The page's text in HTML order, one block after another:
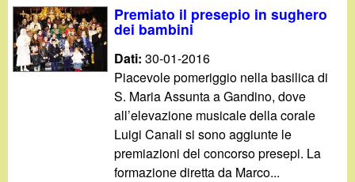
i
t
Premiato il presepio in sughero
dei bambini
Dati:30-01-2016
Piacevole pomeriggio nella basilica di
S. Maria Assunta a Gandino, dove
all’elevazione musicale della corale
Luigi Canali si sono aggiunte le
premiazioni del concorso presepi. La
formazione diretta da Marco...